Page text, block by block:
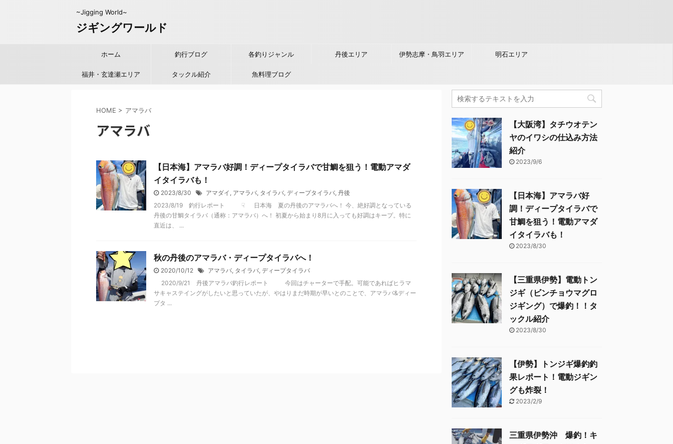
~Jigging World~
ジギングワールド
ホーム 釣行ブログ 各釣りジャンル 丹後エリア 伊勢志摩・鳥羽エリア 明石エリア
福井・玄達瀬エリア タックル紹介 魚料理ブログ
HOME > アマラバ
アマラバ
【日本海】アマラバ好調！ディープタイラバで甘鯛を狙う！電動アマダ
イタイラバも！
2023/8/30 アマダイ , アマラバ, タイラバ, ディープタイラバ, 丹後
2023/8/19 釣行レポート ☟ 日本海 夏の丹後のアマラバへ！ 今、絶好調となっている
丹後の甘鯛タイラバ（通称：アマラバ）へ！ 初夏から始まり8月に入っても好調はキープ。特に
直近は、 ...
秋の丹後のアマラバ・ディープタイラバへ！
2020/10/12 アマラバ, タイラバ, ディープタイラバ
2020/9/21 丹後アマラバ釣行レポート 今回はチャーターで手配。可能であればヒラマ
サキャステイングがしたいと思っていたが、やはりまだ時期が早いとのことで、アマラバ&ディー
プタ ...
【大阪湾】タチウオテン
ヤのイワシの仕込み方法
紹介
2023/9/6
【日本海】アマラバ好
調！ディープタイラバで
甘鯛を狙う！電動アマダ
イタイラバも！
2023/8/30
【三重県伊勢】電動トン
ジギ（ビンチョウマグロ
ジギング）で爆釣！！タ
ックル紹介
2023/8/30
【伊勢】トンジギ爆釣釣
果レポート！電動ジギン
グも炸裂！
2023/2/9
三重県伊勢沖 爆釣！キ